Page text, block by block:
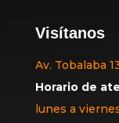
Visítanos
Av. Tobalaba
Horario de
lunes a